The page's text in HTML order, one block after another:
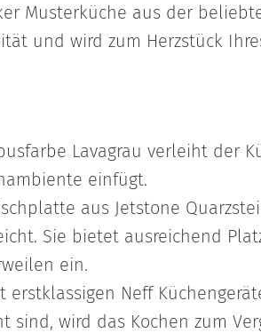
Musterküche aus der
und wird zum Herzstück
Lavagrau verleiht der
einfügt.
aus Jetstone
Sie bietet ausreichend
ein.
erstklassigen Neff
wird das Kochen zum